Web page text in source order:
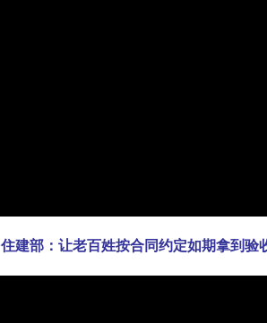
住建部：让老百姓按合同约定如期拿到验